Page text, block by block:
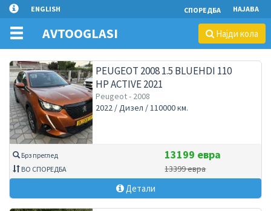
ENGLISH СПОРЕДБА НАЈАВА
AVTOOGLASI Најди кола
PEUGEOT 2008 1.5 BLUEHDI 110
HP ACTIVE 2021
Peugeot - 2008
2022 / Дизел / 110000 км.
Брз преглед
ВО СПОРЕДБА
13199 евра
13399 евра
Детали